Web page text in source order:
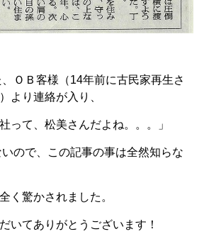
ＯＢ客様（14年前に古民家再生さ
より連絡が入り、
って、松美さんだよね。。。」
ので、この記事の事は全然知らな
く驚かされました。
いてありがとうございます！